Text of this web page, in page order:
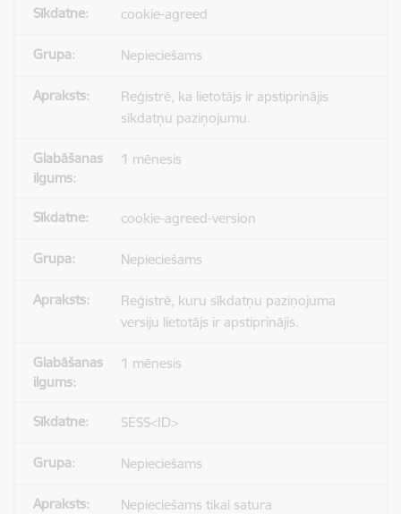
cookie-agreed
Nepieciešams
Reģistrē, ka lietotājs ir apstiprinājis
sīkdatņu paziņojumu.
1 mēnesis
cookie-agreed-version
Nepieciešams
Reģistrē, kuru sīkdatņu paziņojuma
versiju lietotājs ir apstiprinājis.
1 mēnesis
SESS<ID>
Nepieciešams
Nepieciešams tikai satura